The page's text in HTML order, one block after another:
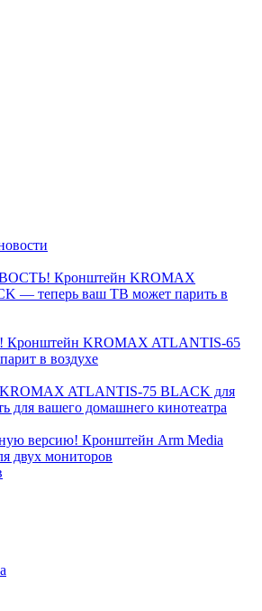
Кронштейн KROMAX
— теперь ваш ТВ может парить в
Кронштейн KROMAX ATLANTIS-65
в воздухе
ATLANTIS-75 BLACK для
для вашего домашнего кинотеатра
версию! Кронштейн Arm Media
двух мониторов